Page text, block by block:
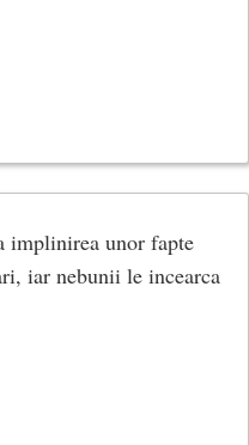
implinirea unor fapte
iar nebunii le incearca